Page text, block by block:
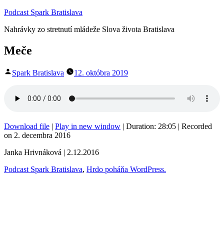
Prejsť
obsah
Podcast Spark Bratislava
Nahrávky zo stretnutí mládeže Slova života Bratislava
Meče
Publikoval
Spark Bratislava 12. októbra 2019
Download file | Play in new window | Duration: 28:05 | Recorded
on 2. decembra 2016
Janka Hrivnáková | 2.12.2016
Podcast Spark Bratislava, Hrdo poháňa WordPress.